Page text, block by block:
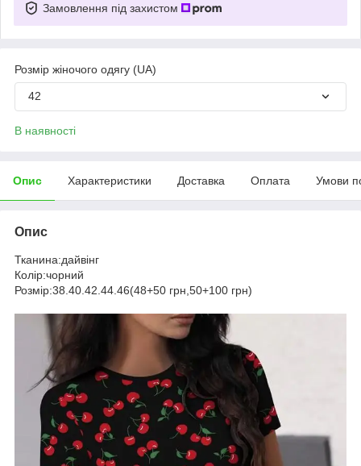
Замовлення під захистом
Розмір жіночого одягу (UA)
42
В наявності
Опис Характеристики Доставка Оплата Умови
Опис
Тканина:дайвінг
Колір:чорний
Розмір:38.40.42.44.46(48+50 грн,50+100 грн)